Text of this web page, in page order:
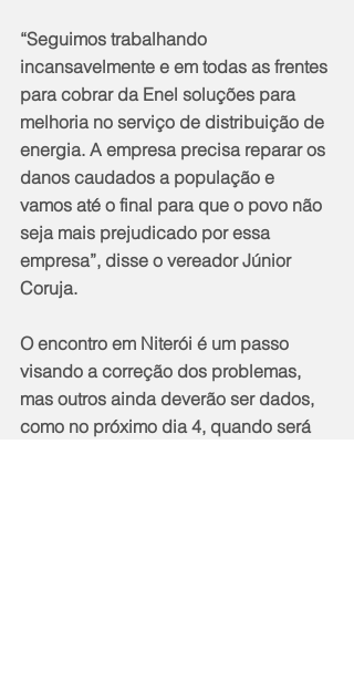
“Seguimos trabalhando
incansavelmente e em todas as frentes
para cobrar da Enel soluções para
melhoria no serviço de distribuição de
energia. A empresa precisa reparar os
danos caudados a população e
vamos até o final para que o povo não
seja mais prejudicado por essa
empresa”, disse o vereador Júnior
Coruja.
O encontro em Niterói é um passo
visando a correção dos problemas,
mas outros ainda deverão ser dados,
como no próximo dia 4, quando será